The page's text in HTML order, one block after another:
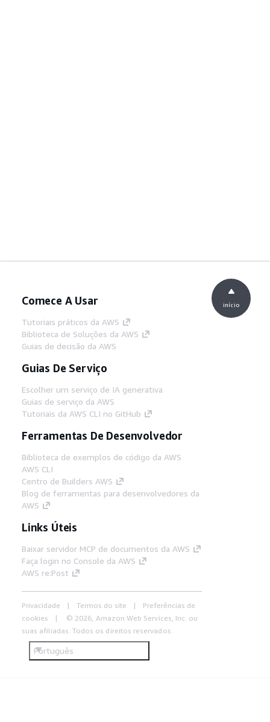
Comece A Usar
Tutoriais práticos da AWS
Biblioteca de Soluções da AWS
Guias de decisão da AWS
Guias De Serviço
Escolher um serviço de IA generativa
Guias de serviço da AWS
Tutoriais da AWS CLI no GitHub
Ferramentas De Desenvolvedor
Biblioteca de exemplos de código da AWS
AWS CLI
Centro de Builders AWS
Blog de ferramentas para desenvolvedores da
AWS
Links Úteis
Baixar servidor MCP de documentos da AWS
Faça login no Console da AWS
AWS re:Post
Privacidade Termos do site
Preferências de
cookies
© 2026, Amazon Web Services, Inc. ou
suas afiliadas. Todos os direitos reservados.
Português
início